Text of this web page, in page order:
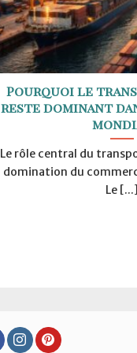
Pourquoi le
reste dominant
Le rôle central du
domination du
Le [...]